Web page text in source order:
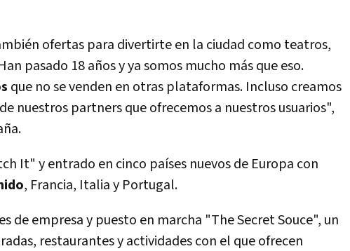
ofertas para divertirte en la ciudad como teatros,
pasado 18 años y ya somos mucho más que eso.
que no se venden en otras plataformas. Incluso creamos
nuestros partners que ofrecemos a nuestros usuarios",
It" y entrado en cinco paí­ses nuevos de Europa con
, Francia, Italia y Portugal.
de empresa y puesto en marcha "The Secret Souce", un
restaurantes y actividades con el que ofrecen